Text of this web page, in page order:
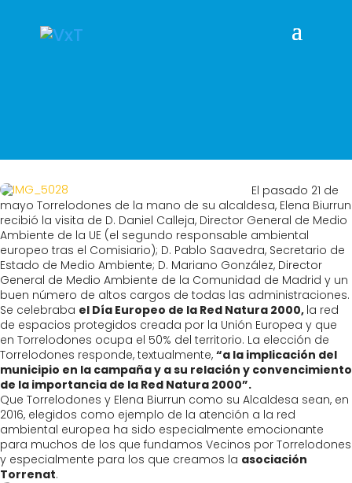
El pasado 21 de
mayo Torrelodones de la mano de su alcaldesa, Elena Biurrun
recibió la visita de D. Daniel Calleja, Director General de Medio
Ambiente de la UE (el segundo responsable ambiental
europeo tras el Comisiario); D. Pablo Saavedra, Secretario de
Estado de Medio Ambiente; D. Mariano González, Director
General de Medio Ambiente de la Comunidad de Madrid y un
buen número de altos cargos de todas las administraciones.
Se celebraba el Día Europeo de la Red Natura 2000, la red
de espacios protegidos creada por la Unión Europea y que
en Torrelodones ocupa el 50% del territorio. La elección de
Torrelodones responde, textualmente, “a la implicación del
municipio en la campaña y a su relación y convencimiento
de la importancia de la Red Natura 2000”.
Que Torrelodones y Elena Biurrun como su Alcaldesa sean, en
2016, elegidos como ejemplo de la atención a la red
ambiental europea ha sido especialmente emocionante
para muchos de los que fundamos Vecinos por Torrelodones
y especialmente para los que creamos la asociación
Torrenat.